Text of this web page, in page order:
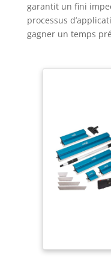
garantit un fini
processus
gagner un temps